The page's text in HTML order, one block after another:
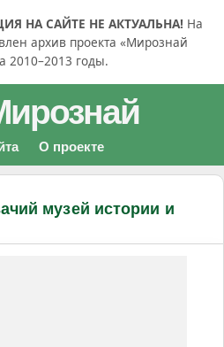
НА САЙТЕ НЕ АКТУАЛЬНА! На
архив проекта «Мирознай
2010–2013 годы.
О проекте
музей истории и